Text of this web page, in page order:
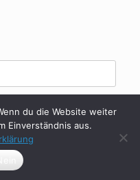
| Arbeitsrecht
du die Website weiter
Einverständnis aus.